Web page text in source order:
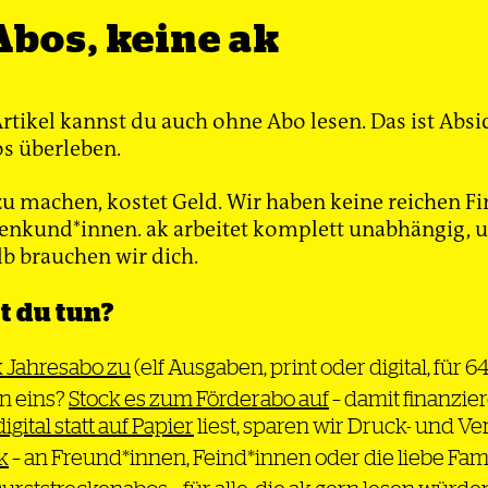
Yaser Shahouzehi (16), Mohammad Rakhshani (12),
Barahouie (14), Javad Pousheh (11), Amir Hossein
(17), Mehdi Mousavi Nikou (16), Dariush Alizadeh,
Amini, Yahya Rahimi, Aziz Moradi,
Keyvan Darvishi, Mohammad Lotfalahi,
Mirzaei, Momen Zandkarimi, Minoo Majidi, Reza
(18), Sina Naderi, Ramin Karmi, Ismail Moloudi,
AbuBakri, Shahu Khezri, Fereshte Ahmadi,
Milan Haqiqi, Sadruddin Litani, Abdulsalam
Farjad Darvishi, Nasim Sediqi, Saeed
Mohammadi, Samad Barginia, Kumar
Ali Mozafari Salanqoch (17), Mehdi Babrnejad,
Mohammadi, Fereydoun Mahmoudi, Ismail
Mohammad Abdullahi, Mukhtar Ahmadi,
Moridi, Kamal Faqihi, Nagin Abdul Maliki,
keine ak
kannst du auch ohne Abo lesen. Das ist
überleben.
machen, kostet Geld. Wir haben keine reichen
ak arbeitet komplett unabhängig,
brauchen wir dich.
du tun?
zu(elf Ausgaben, print oder digital, für
eins?Stock es zum Förderabo auf– damit
statt auf Papierliest, sparen wir Druck- und
– an Freund*innen, Feind*innen oder die liebe